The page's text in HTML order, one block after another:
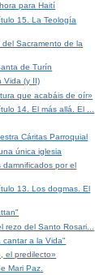
para Haití
15. La Teología
Sacramento de la
de Turín
Vida (y II)
que acabáis de oír»
14. El más allá. El ...
Cáritas Parroquial
única iglesia
damnificados por el
13. Los dogmas. El
rezo del Santo Rosari...
cantar a la Vida"
el predilecto»
Mari Paz.